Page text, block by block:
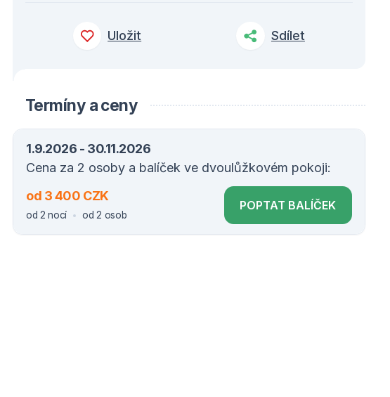
Uložit Sdílet
Termíny a ceny
1.9.2026 - 30.11.2026
Cena za 2 osoby a balíček ve dvoulůžkovém pokoji:
od 3 400 CZK
od 2 nocí od 2 osob
POPTAT BALÍČEK